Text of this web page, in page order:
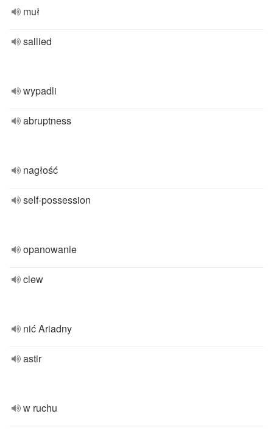
muł
sallied
wypadli
abruptness
nagłość
self-possession
opanowanie
clew
nić Ariadny
astir
w ruchu